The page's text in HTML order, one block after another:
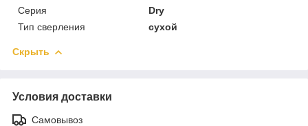
Серия
Dry
Тип сверления
сухой
Скрыть
Условия доставки
Самовывоз